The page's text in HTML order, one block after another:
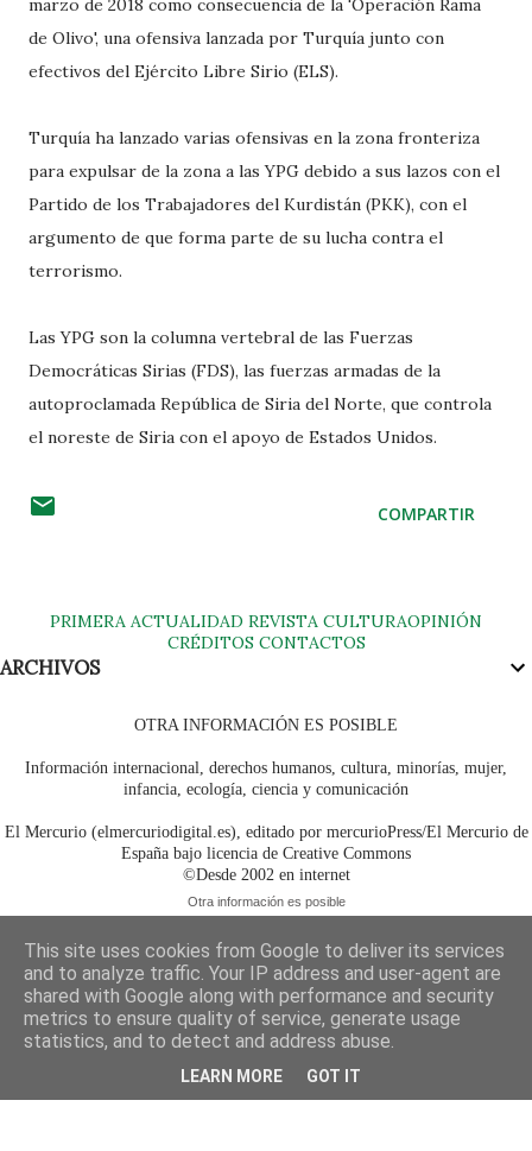
marzo de 2018 como consecuencia de la 'Operación Rama
de Olivo', una ofensiva lanzada por Turquía junto con
efectivos del Ejército Libre Sirio (ELS).
Turquía ha lanzado varias ofensivas en la zona fronteriza
para expulsar de la zona a las YPG debido a sus lazos con el
Partido de los Trabajadores del Kurdistán (PKK), con el
argumento de que forma parte de su lucha contra el
terrorismo.
Las YPG son la columna vertebral de las Fuerzas
Democráticas Sirias (FDS), las fuerzas armadas de la
autoproclamada República de Siria del Norte, que controla
el noreste de Siria con el apoyo de Estados Unidos.
COMPARTIR
PRIMERA ACTUALIDAD REVISTA CULTURAOPINIÓN
CRÉDITOSCONTACTOS
ARCHIVOS
OTRA INFORMACIÓN ES POSIBLE
Información internacional, derechos humanos, cultura, minorías, mujer,
infancia, ecología, ciencia y comunicación
El Mercurio (elmercuriodigital.es), editado por mercurioPress/El Mercurio de
España bajo licencia de Creative Commons
©Desde 2002 en internet
Otra información es posible
This site uses cookies from Google to deliver its services
and to analyze traffic. Your IP address and user-agent are
shared with Google along with performance and security
metrics to ensure quality of service, generate usage
statistics, and to detect and address abuse.
LEARN MORE GOT IT